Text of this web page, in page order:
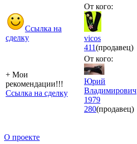
Ссылка на
сделку
От кого:
vicos
411(продавец)
+ Мои
рекомендации!!!
Ссылка на сделку
От кого:
Юрий
Владимирович
1979
280(продавец)
О проекте